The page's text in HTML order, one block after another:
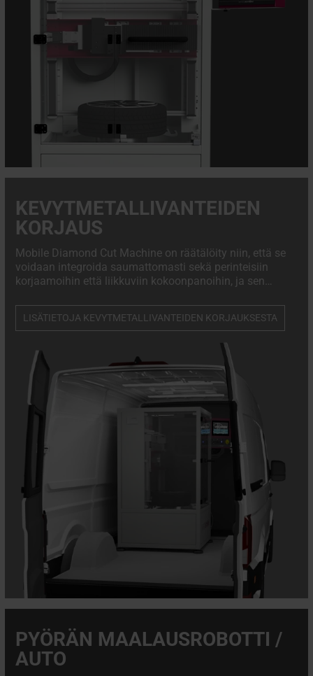
KEVYTMETALLIVANTEIDEN
KORJAUS
Mobile Diamond Cut Machine on räätälöity niin, että se
voidaan integroida saumattomasti sekä perinteisiin
korjaamoihin että liikkuviin kokoonpanoihin, ja sen
vaivattoman asennuksen pakettiauton, kuorma-auton
tai perävaunun takaosaan, mikä tekee siitä tärkeän
LISÄTIETOJA KEVYTMETALLIVANTEIDEN KORJAUKSESTA
PYÖRÄN MAALAUSROBOTTI /
AUTO